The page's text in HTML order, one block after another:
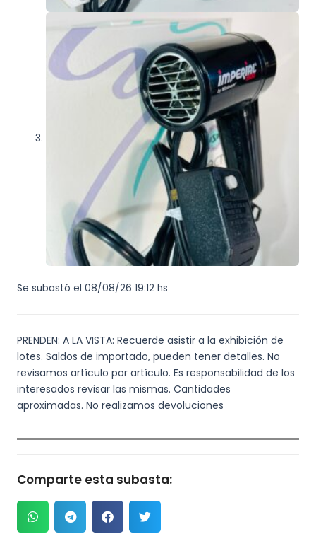
Se subastó el 08/08/26 19:12 hs
PRENDEN: A LA VISTA: Recuerde asistir a la exhibición de
lotes. Saldos de importado, pueden tener detalles. No
revisamos artículo por artículo. Es responsabilidad de los
interesados revisar las mismas. Cantidades
aproximadas. No realizamos devoluciones
Comparte esta subasta: